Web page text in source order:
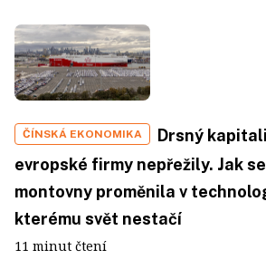
ČÍNSKÁ EKONOMIKA
Drsný
evropské firmy nepřežily. Jak
montovny proměnila v
kterému svět nestačí
11 minut čtení